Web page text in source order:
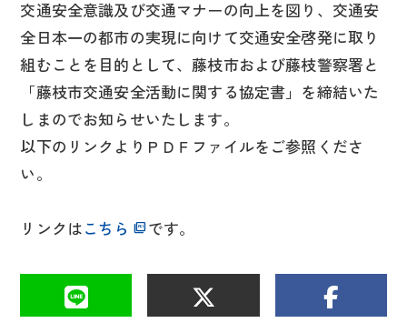
交通安全意識及び交通マナーの向上を図り、交通安
全日本一の都市の実現に向けて交通安全啓発に取り
組むことを目的として、藤枝市および藤枝警察署と
「藤枝市交通安全活動に関する協定書」を締結いた
しまのでお知らせいたします。
以下のリンクよりＰＤＦファイルをご参照くださ
い。
リンクは こちら です。